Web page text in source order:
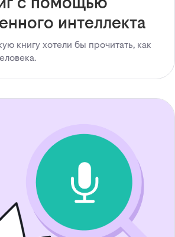
интеллекта
книгу хотели бы прочитать, как